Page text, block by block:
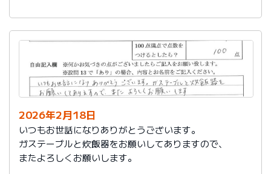
かったです。
これからもよろしくお願いします。
2026年2月18日
いつもお世話になりありがとうございます。
ガステーブルと炊飯器をお願いしてありますので、
またよろしくお願いします。